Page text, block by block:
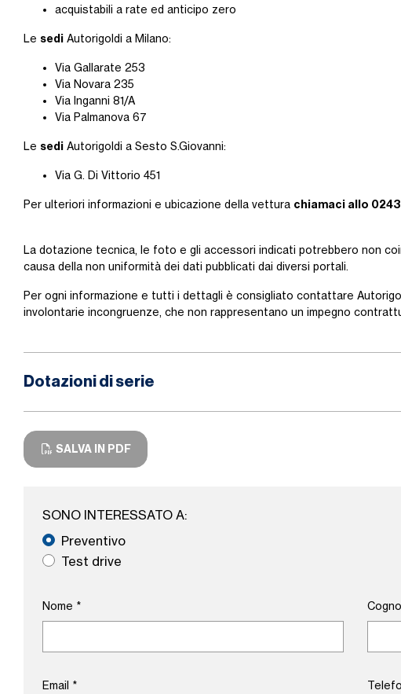
acquistabili a rate ed anticipo zero
Le sedi Autorigoldi a Milano:
Via Gallarate 253
Via Novara 235
Via Inganni 81/A
Via Palmanova 67
Le sedi Autorigoldi a Sesto S.Giovanni:
Via G. Di Vittorio 451
Per ulteriori informazioni e ubicazione della vettura chiamaci allo
La dotazione tecnica, le foto e gli accessori indicati potrebbero non
causa della non uniformità dei dati pubblicati dai diversi portali.
Per ogni informazione e tutti i dettagli è consigliato contattare
involontarie incongruenze, che non rappresentano un impegno
Dotazioni di serie
SALVA IN PDF
SONO INTERESSATO A:
Preventivo
Test drive
Nome *
Email *